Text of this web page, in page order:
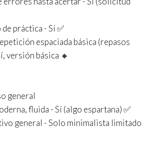
práctica - Sí ✅
espaciada básica (repasos
versión básica 🔸
general
fluida - Sí (algo espartana) ✅
general - Solo minimalista limitado